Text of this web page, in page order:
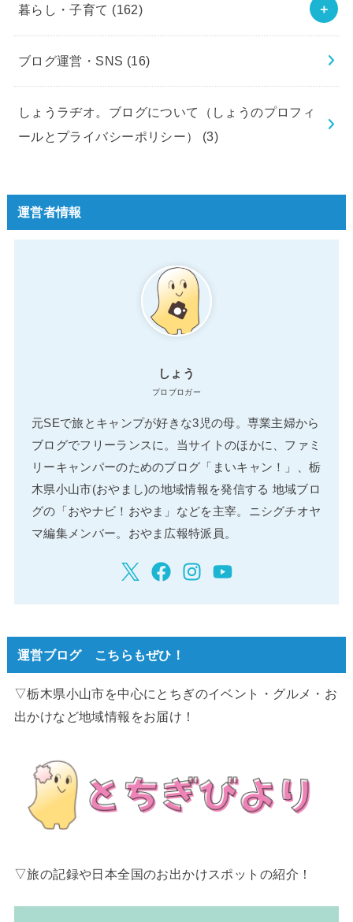
暮らし・子育て (162)
ブログ運営・SNS (16)
しょうラヂオ。ブログについて（しょうのプロフィ
ールとプライバシーポリシー） (3)
運営者情報
しょう
プロブロガー
元SEで旅とキャンプが好きな3児の母。専業主婦から
ブログでフリーランスに。当サイトのほかに、ファミ
リーキャンパーのためのブログ「まいキャン！」、栃
木県小山市(おやまし)の地域情報を発信する 地域ブロ
グの「おやナビ！おやま」などを主宰。ニシグチオヤ
マ編集メンバー。おやま広報特派員。
運営ブログ こちらもぜひ！
▽栃木県小山市を中心にとちぎのイベント・グルメ・お
出かけなど地域情報をお届け！
▽旅の記録や日本全国のお出かけスポットの紹介！